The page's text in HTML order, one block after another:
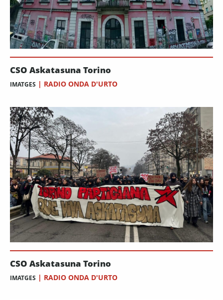
CSO Askatasuna Torino
IMATGES | RADIO ONDA D'URTO
CSO Askatasuna Torino
IMATGES | RADIO ONDA D'URTO